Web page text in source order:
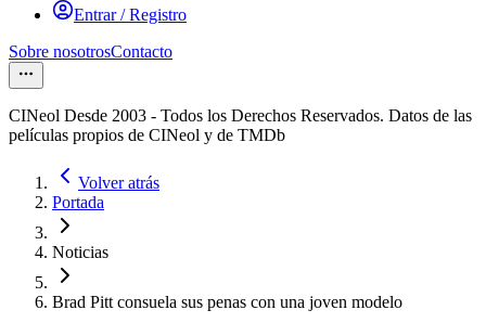
Entrar / Registro
Sobre nosotrosContacto
CINeol Desde 2003 - Todos los Derechos Reservados. Datos de las
películas propios de CINeol y de TMDb
Volver atrás
Portada
Noticias
Brad Pitt consuela sus penas con una joven modelo